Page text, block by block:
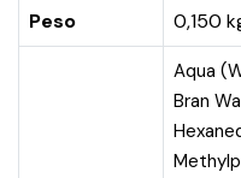
Peso 0,150
Aqua
Bran